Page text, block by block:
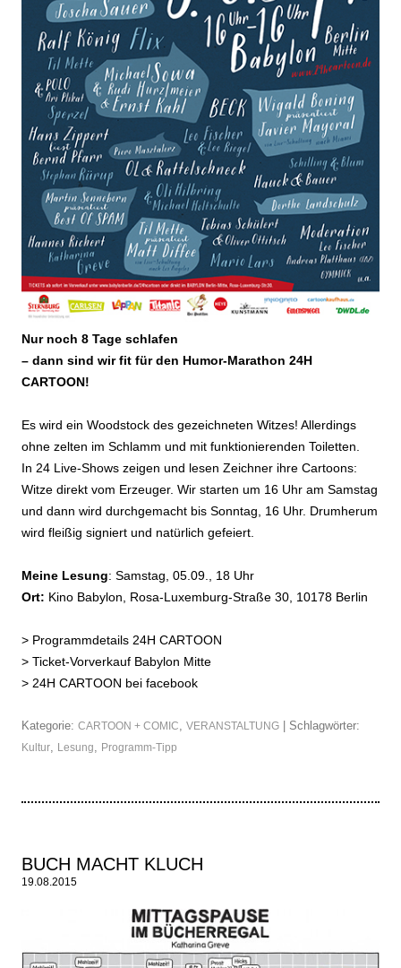
Nur noch 8 Tage schlafen
– dann sind wir fit für den Humor-Marathon 24H
CARTOON!
Es wird ein Woodstock des gezeichneten Witzes! Allerdings
ohne zelten im Schlamm und mit funktionierenden Toiletten.
In 24 Live-Shows zeigen und lesen Zeichner ihre Cartoons:
Witze direkt vom Erzeuger. Wir starten um 16 Uhr am Samstag
und dann wird durchgemacht bis Sonntag, 16 Uhr. Drumherum
wird fleißig signiert und natürlich gefeiert.
Meine Lesung: Samstag, 05.09., 18 Uhr
Ort: Kino Babylon, Rosa-Luxemburg-Straße 30, 10178 Berlin
> Programmdetails 24H CARTOON
> Ticket-Vorverkauf Babylon Mitte
> 24H CARTOON bei facebook
Kategorie: CARTOON + COMIC, VERANSTALTUNG | Schlagwörter:
Kultur, Lesung, Programm-Tipp
BUCH MACHT KLUCH
19.08.2015